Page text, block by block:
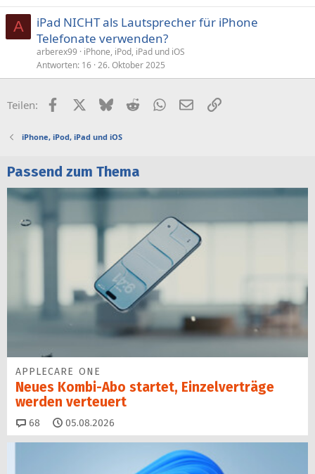
A
iPad NICHT als Lautsprecher für iPhone
Telefonate verwenden?
arberex99
iPhone, iPod, iPad und iOS
Antworten 16 26. Oktober 2025
Teilen: FacebookX (Twitter)
BlueskyRedditWhatsApp
E-MailLink
iPhone, iPod, iPad und iOS
Passend zum Thema
APPLECARE ONE
Neues Kombi-Abo startet, Einzelverträge
werden verteuert
68 Kommentare
05.08.2026